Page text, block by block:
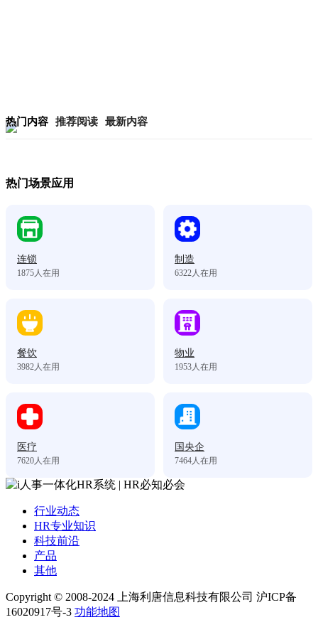
热门内容 推荐阅读 最新内容
热门场景应用
连锁
1875人在用
制造
6322人在用
餐饮
3982人在用
物业
1953人在用
医疗
7620人在用
国央企
7464人在用
行业动态
HR专业知识
科技前沿
产品
其他
Copyright © 2008-2024 上海利唐信息科技有限公司 沪ICP备
16020917号-3 功能地图